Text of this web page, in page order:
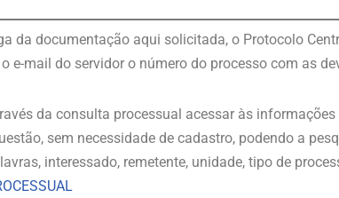
da documentação aqui solicitada, o Protocolo
e-mail do servidor o número do processo com as
da consulta processual acessar às
sem necessidade de cadastro, podendo a
interessado, remetente, unidade, tipo de